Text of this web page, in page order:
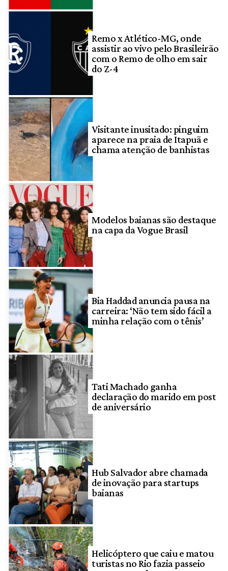
Remo x Atlético-MG, onde
assistir ao vivo pelo Brasileirão
com o Remo de olho em sair
do Z-4
Visitante inusitado: pinguim
aparece na praia de Itapuã e
chama atenção de banhistas
Modelos baianas são destaque
na capa da Vogue Brasil
Bia Haddad anuncia pausa na
carreira: ‘Não tem sido fácil a
minha relação com o tênis’
Tati Machado ganha
declaração do marido em post
de aniversário
Hub Salvador abre chamada
de inovação para startups
baianas
Helicóptero que caiu e matou
turistas no Rio fazia passeio